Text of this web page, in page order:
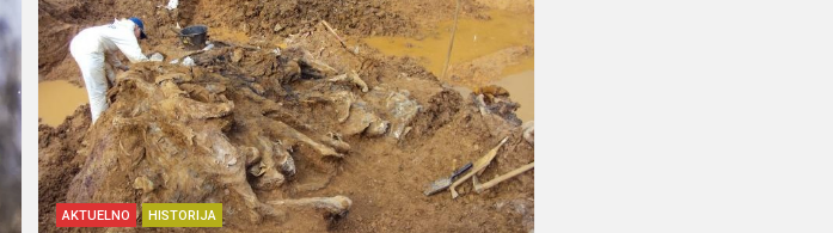
AKTUELNO HISTORIJA